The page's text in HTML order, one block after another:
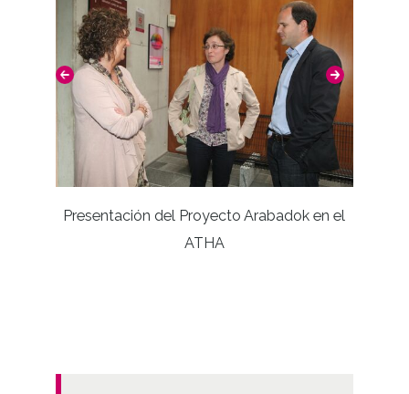
Presentación del Proyecto Arabadok en el
ATHA